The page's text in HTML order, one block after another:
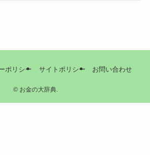
ポリシー サイトポリシー お問い合わせ
©お金の大辞典.